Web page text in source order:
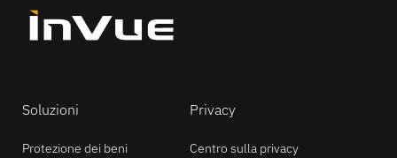
Soluzioni
Protezione dei beni
Privacy
Centro sulla privacy